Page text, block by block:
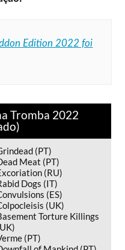
Edition 2022 foi
Tromba 2022
(PT)
Meat (PT)
(RU)
Dogs (IT)
(ES)
(UK)
Torture Killings
(PT)